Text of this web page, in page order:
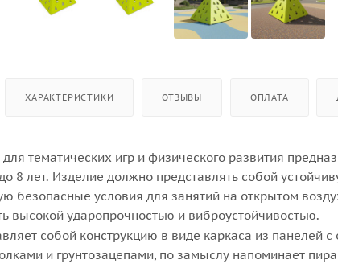
ХАРАКТЕРИСТИКИ ОТЗЫВЫ ОПЛАТА
тематических игр и физического развития
8 лет. Изделие должно представлять собой
безопасные условия для занятий на открытом
высокой ударопрочностью и виброустойчивостью.
собой конструкцию в виде каркаса из панелей с
и грунтозацепами, по замыслу напоминает